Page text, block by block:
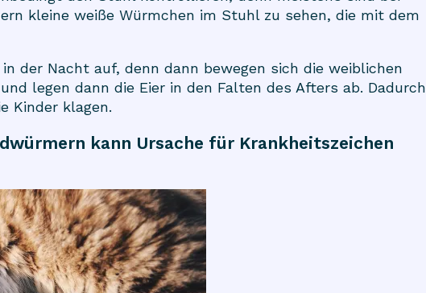
kleine weiße Würmchen im Stuhl zu sehen, die mit dem
der Nacht auf, denn dann bewegen sich die weiblichen
legen dann die Eier in den Falten des Afters ab. Dadurch
Kinder klagen.
kann Ursache für Krankheitszeichen